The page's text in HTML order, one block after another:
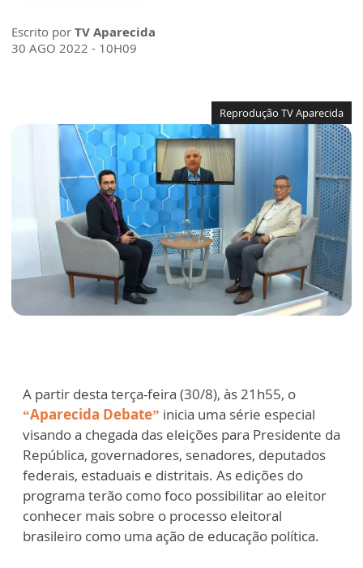
Escrito por TV Aparecida
30 AGO 2022 - 10H09
Reprodução TV Aparecida
A partir desta terça-feira (30/8), às 21h55, o
“Aparecida Debate” inicia uma série especial
visando a chegada das eleições para Presidente da
República, governadores, senadores, deputados
federais, estaduais e distritais. As edições do
programa terão como foco possibilitar ao eleitor
conhecer mais sobre o processo eleitoral
brasileiro como uma ação de educação política.